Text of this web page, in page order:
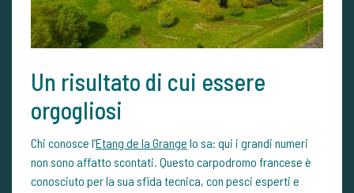
Un risultato di cui essere
orgogliosi
Chi conosce l’Etang de la Grange lo sa: qui i grandi numeri
non sono affatto scontati. Questo carpodromo francese è
conosciuto per la sua sfida tecnica, con pesci esperti e